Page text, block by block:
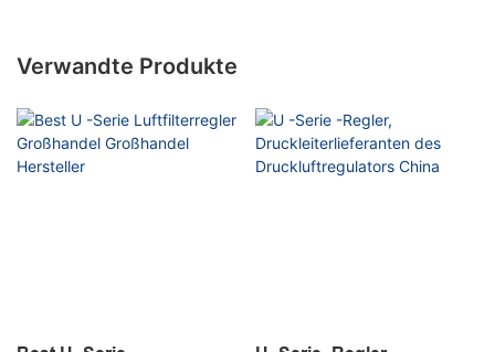
Verwandte Produkte